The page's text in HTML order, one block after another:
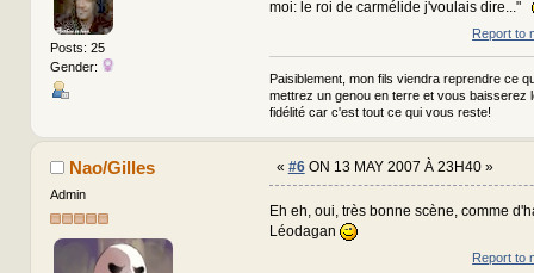
Posts: 25
Gender:
moi: le roi de carmélide j'voulais dire..."
Report to
Paisiblement, mon fils viendra reprendre ce
mettrez un genou en terre et vous baisserez
fidélité car c'est tout ce qui vous reste!
Nao/Gilles
Admin
« #6ON 13 MAY 2007 À 23H40 »
Eh eh, oui, très bonne scène, comme
Léodagan
Report to